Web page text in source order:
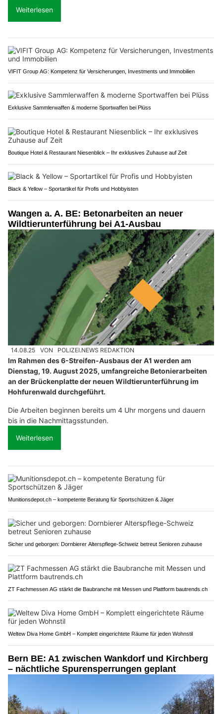
Weiterlesen
VIFIT Group AG: Kompetenz für Versicherungen, Investments und Immobilien
Exklusive Sammlerwaffen & moderne Sportwaffen bei Plüss
Boutique Hotel & Restaurant Niesenblick – Ihr exklusives Zuhause auf Zeit
Black & Yellow – Sportartikel für Profis und Hobbyisten
Wangen a. A. BE: Betonarbeiten an neuer
Wildtierunterführung bei A1-Ausbau
14.08.25 VON POLIZEI.NEWS REDAKTION
Im Rahmen des 6-Streifen-Ausbaus der A1 werden am
Dienstag, 19. August 2025, umfangreiche Betonierarbeiten
an der Brückenplatte der neuen Wildtierunterführung im
Hohfurenwald durchgeführt.
Die Arbeiten beginnen bereits um 4 Uhr morgens und dauern
bis in die Nachmittagsstunden.
Weiterlesen
Munitionsdepot.ch – kompetente Beratung für Sportschützen & Jäger
Sicher und geborgen: Dornbierer Alterspflege-Schweiz betreut Senioren zuhause
ZT Fachmessen AG stärkt die Baubranche mit Messen und Plattform bautrends.ch
Weltew Diva Home GmbH – Komplett eingerichtete Räume für jeden Wohnstil
Bern BE: A1 zwischen Wankdorf und Kirchberg
– nächtliche Spurensperrungen geplant